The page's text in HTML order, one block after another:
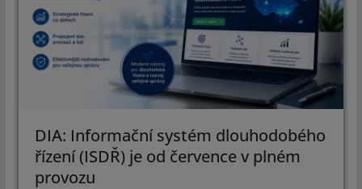
DIA: Informační systém dlouhodobého
řízení (ISDŘ) je od července v plném
provozu